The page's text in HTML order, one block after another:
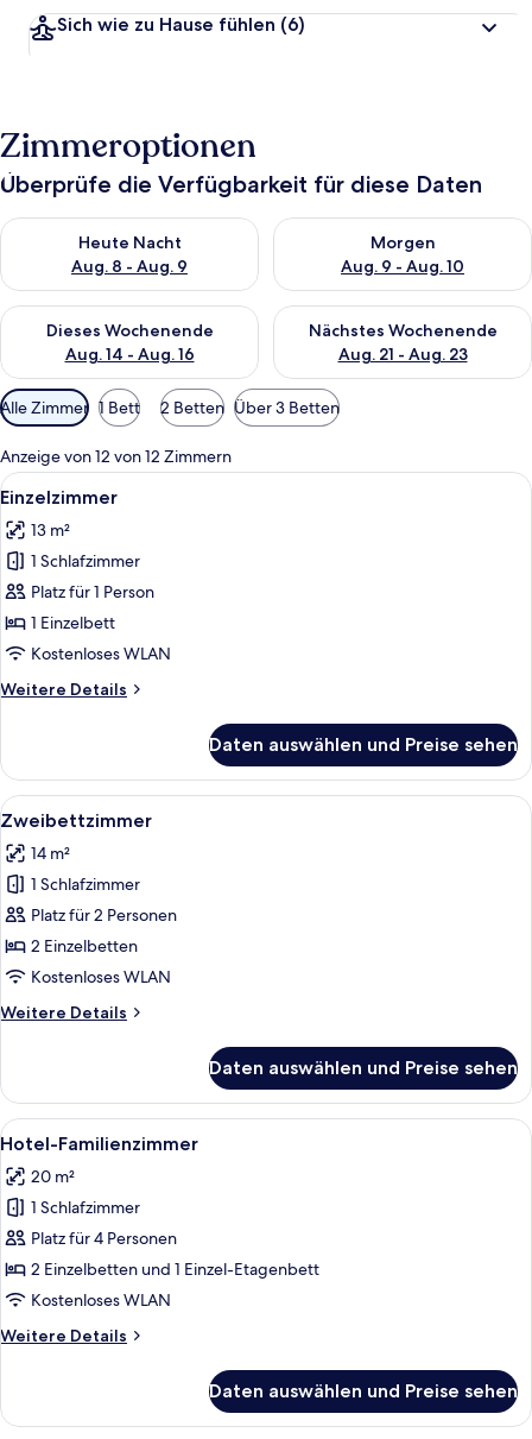
Sich wie zu Hause fühlen (6)
Zimmeroptionen
Überprüfe die Verfügbarkeit für diese Daten
Heute Nacht
Aug. 8 - Aug. 9
Überprüfe die Verfügbarkeit für heute Nacht, Aug. 8 - Aug. 9.
Morgen
Aug. 9 - Aug. 10
Überprüfe die Verfügbarkeit
Dieses Wochenende
Aug. 14 - Aug. 16
Überprüfe die Verfügbarkeit für dieses Wochenende, Aug. 14
Nächstes Wochenende
Aug. 21 - Aug. 23
Überprüfe die Verfügbarkeit
Verfügbare
Filter
für
Zimmer
Alle Zimmer 1 Bett 2 Betten Über 3 Betten
Anzeige von 12 von 12 Zimmern
Alle
Fotos
für
Einzelzimmer
anzeigen
Ein modernes, kompaktes
7
Einzelzimmer
13 m²
1 Schlafzimmer
Platz für 1 Person
1 Einzelbett
Kostenloses WLAN
Weitere Details
Weitere
Daten auswählen und Preise sehen
Alle
Fotos
für
Zweibettzimmer
anzeigen
Ein Hotelzimmer mit Bett,
8
Zweibettzimmer
14 m²
1 Schlafzimmer
Platz für 2 Personen
2 Einzelbetten
Kostenloses WLAN
Weitere Details
Weitere
Daten auswählen und Preise sehen
Alle
Fotos
für
Hotel-
Familienzimmer
anzeigen
Ein modernes Hotelzimmer mit
6
Hotel-Familienzimmer
20 m²
1 Schlafzimmer
Platz für 4 Personen
2 Einzelbetten und 1 Einzel-Etagenbett
Kostenloses WLAN
Weitere Details
Weitere
Familienzimmer
Daten auswählen und Preise sehen